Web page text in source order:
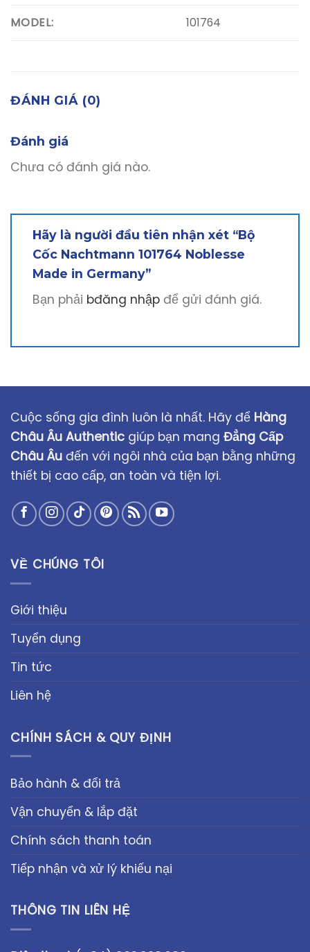
MODEL: 101764
ĐÁNH GIÁ (0)
Đánh giá
Chưa có đánh giá nào.
Hãy là người đầu tiên nhận xét “Bộ
Cốc Nachtmann 101764 Noblesse
Made in Germany”
Bạn phải bđăng nhập để gửi đánh giá.
Cuộc sống gia đình luôn là nhất. Hãy để Hàng
Châu Âu Authentic giúp bạn mang Đẳng Cấp
Châu Âu đến với ngôi nhà của bạn bằng những
thiết bị cao cấp, an toàn và tiện lợi.
VỀ CHÚNG TÔI
Giới thiệu
Tuyển dụng
Tin tức
Liên hệ
CHÍNH SÁCH & QUY ĐỊNH
Bảo hành & đổi trả
Vận chuyển & lắp đặt
Chính sách thanh toán
Tiếp nhận và xử lý khiếu nại
THÔNG TIN LIÊN HỆ